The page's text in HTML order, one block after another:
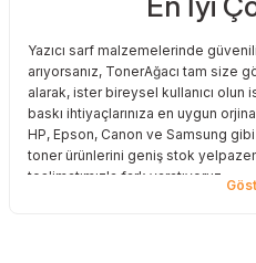
Yazıcı sarf malzemelerinde
arıyorsanız, TonerAğacı tam size
alarak, ister bireysel kullanıcı
baskı ihtiyaçlarınıza en uygun
HP, Epson, Canon ve Samsung
toner ürünlerini geniş stok
teslimatımızla fark yaratıyoruz.